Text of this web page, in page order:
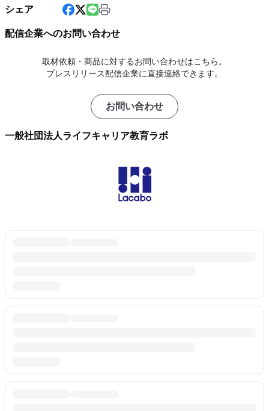
シェア
配信企業へのお問い合わせ
取材依頼・商品に対するお問い合わせはこちら。
プレスリリース配信企業に直接連絡できます。
お問い合わせ
一般社団法人ライフキャリア教育ラボ